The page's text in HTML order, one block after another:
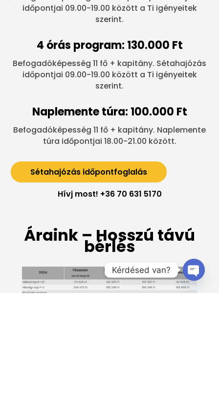
időpontjai 09.00-19.00 között a Ti igényeitek
szerint.
4 órás program: 130.000 Ft
Befogadóképesség 11 fő + kapitány. Sétahajózás
időpontjai 09.00-19.00 között a Ti igényeitek
szerint.
Naplemente túra: 100.000 Ft
Befogadóképesség 11 fő + kapitány. Naplemente
túra időpontjai 18.00-21.00 között.
Sétahajózás időpontfoglalás
Hívj most! +36 70 631 5170
Áraink – Hosszú távú
bérlés
Kérdésed van?
chaty